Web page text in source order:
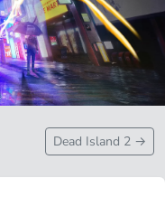
Dead Island 2 →